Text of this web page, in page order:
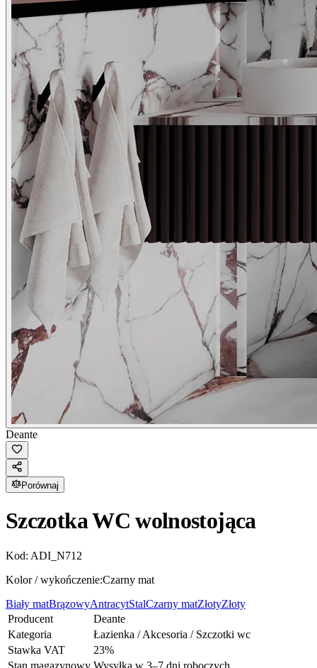
Deante
Porównaj
Szczotka WC wolnostojąca
Kod: ADI_N712
Kolor / wykończenie:Czarny mat
Biały matBrązowyAntracytStalCzarny matZłotyZłoty
Producent
Deante
Kategoria
Łazienka / Akcesoria / Szczotki wc
Stawka VAT
23%
Stan magazynowy Wysyłka w 3–7 dni roboczych